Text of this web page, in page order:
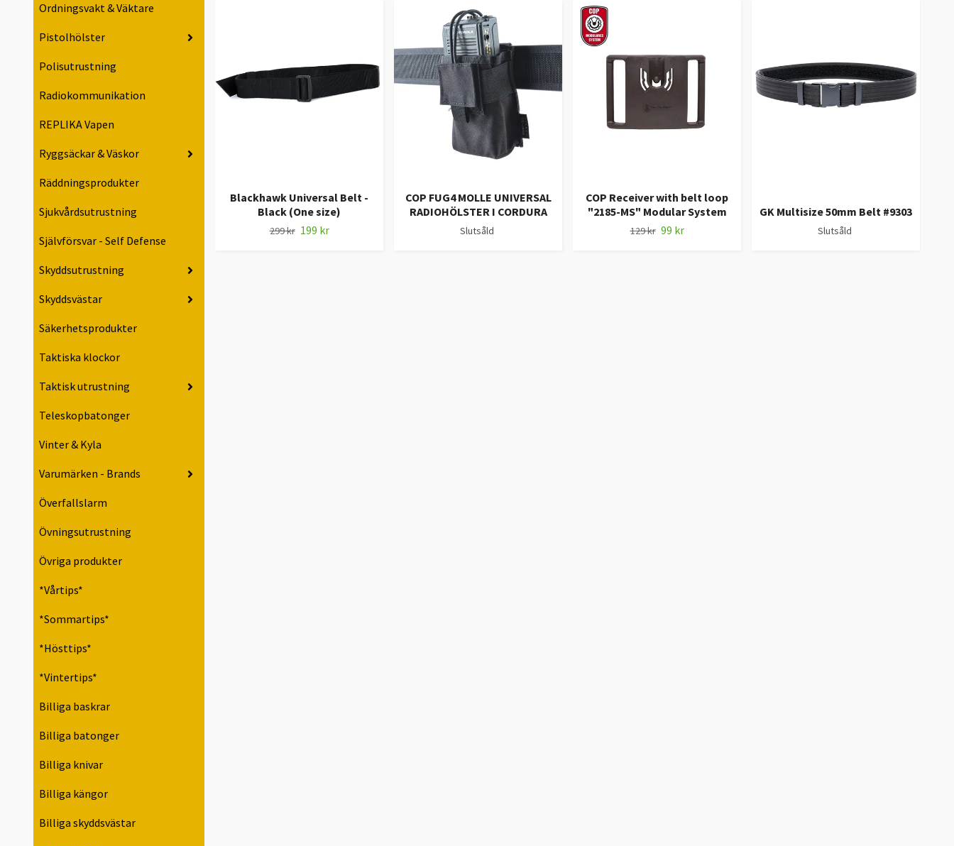
Ordningsvakt & Väktare
Pistolhölster
Polisutrustning
Radiokommunikation
REPLIKA Vapen
Ryggsäckar & Väskor
Räddningsprodukter
Sjukvårdsutrustning
Självförsvar - Self Defense
Skyddsutrustning
Skyddsvästar
Säkerhetsprodukter
Taktiska klockor
Taktisk utrustning
Teleskopbatonger
Vinter & Kyla
Varumärken - Brands
Överfallslarm
Övningsutrustning
Övriga produkter
*Vårtips*
*Sommartips*
*Hösttips*
*Vintertips*
Billiga baskrar
Billiga batonger
Billiga knivar
Billiga kängor
Billiga skyddsvästar
Blackhawk Universal Belt -
Black (One size)
299 kr 199 kr
COP FUG4 MOLLE UNIVERSAL
RADIOHÖLSTER I CORDURA
Slutsåld
COP Receiver with belt loop
"2185-MS" Modular System
129 kr 99 kr
GK Multisize 50mm Belt #9303
Slutsåld